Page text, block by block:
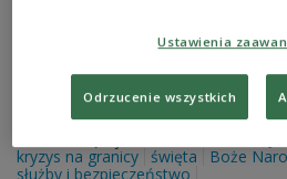
należą się im i ich przełożonym
pamiętamy i myślimy o nich -
Polskiego Radia Bartosz
kryzys na granicy święta
Boże
służby i bezpieczeństwo
Ustawienia
Odrzucenie wszystkich